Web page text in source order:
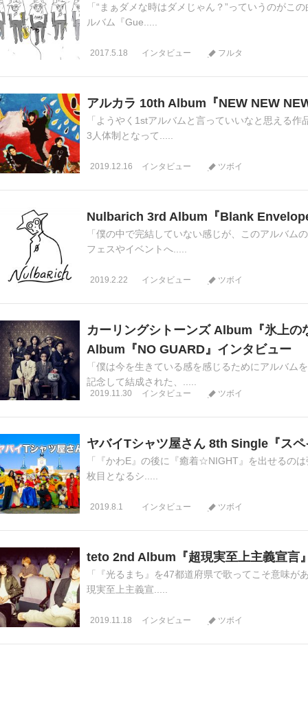
「“まぁダメな時はダメじゃん？”っていうのがこ
ルバム『Gue.....
2017.5.18 インタビュー フルタ
アルカラ 10th Album『NEW NEW
「ようやく1stアルバムと言っていいなと思える
3人体制となって.....
2019.12.16 インタビュー ツボイ
Nulbarich 3rd Album『Blank
「僕の中で完結していない感じが、このアルバ
フェスやイベントへ.....
2019.2.22 インタビュー ツボイ
カーリングシトーンズ Album『氷上の
Album『NO GUARD』インタビュー
「僕は今を生きている感を感じるためにアルバ
記念して結成された、.....
2019.11.30 インタビュー ツボイ
ヤバイTシャツ屋さん 8th Single『ス
「『かわE』の後に『癒着☆NIGHT』を出せるの
枚目となるシ.....
2019.8.1 インタビュー ツボイ
teto 2nd Album『超現実至上主義宣言
「『光るまち』を47都道府県で歌ってこそ意味
現実至上主義宣.....
2019.11.18 インタビュー ツボイ